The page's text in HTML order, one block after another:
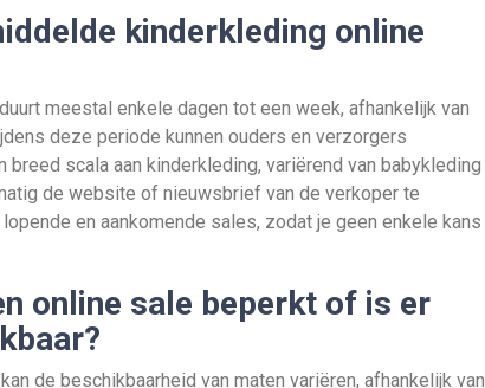
kinderkleding online
meestal enkele dagen tot een week, afhankelijk van
deze periode kunnen ouders en verzorgers
scala aan kinderkleding, variërend van babykleding
de website of nieuwsbrief van de verkoper te
en aankomende sales, zodat je geen enkele kans
online sale beperkt of is er
de beschikbaarheid van maten variëren, afhankelijk van